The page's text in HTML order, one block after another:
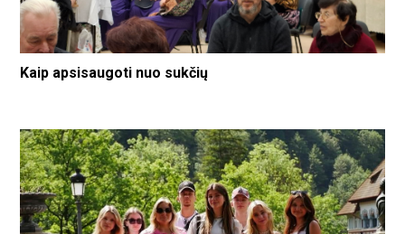
Kaip apsisaugoti nuo sukčių